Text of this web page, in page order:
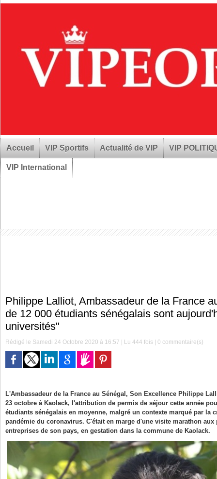
Accueil VIP Sportifs Actualité de VIP VIP
VIP International
Philippe Lalliot, Ambassadeur de la France
de 12 000 étudiants sénégalais sont
universités"
Rédigé le Samedi 24 Octobre 2020 à 16:57 | Lu 444 fois |0 commentaire(s)
L'Ambassadeur de la France au Sénégal, Son Excellence Philippe
23 octobre à Kaolack, l'attribution de permis de séjour cette année
étudiants sénégalais en moyenne, malgré un contexte marqué par la
pandémie du coronavirus. C'était en marge d'une visite marathon aux
entreprises de son pays, en gestation dans la commune de Kaolack.